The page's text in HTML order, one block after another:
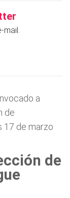
mail.
a
de
17 de marzo
de